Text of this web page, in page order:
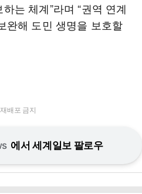
는 체계”라며 “권역 연계
완해 도민 생명을 보호할
배포 금지
에서 세계일보 팔로우